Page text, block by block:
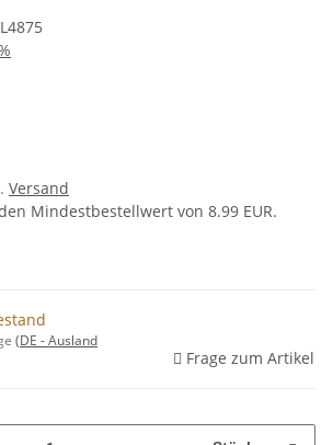
Versand
Mindestbestellwert von 8.99 EUR.
(DE - Ausland
Frage zum Artikel